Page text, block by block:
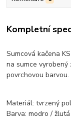
Kompletní
Sumcová kačena
na sumce
povrchovou barvou.
Materiál: tvrzený
Barva: modro / žlutá